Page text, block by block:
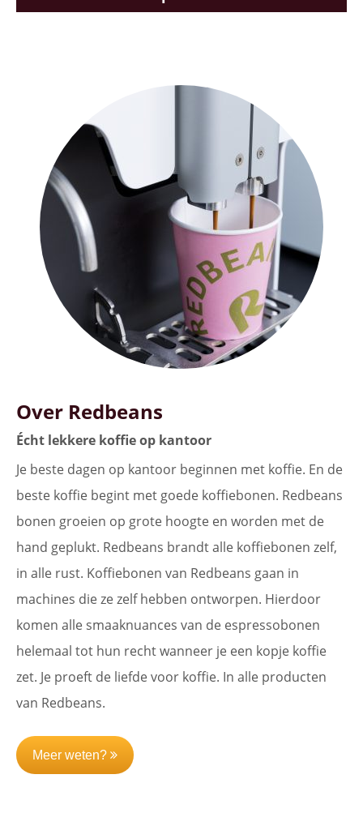
Over Redbeans
Écht lekkere koffie op kantoor
Je beste dagen op kantoor beginnen met koffie. En de
beste koffie begint met goede koffiebonen. Redbeans
bonen groeien op grote hoogte en worden met de
hand geplukt. Redbeans brandt alle koffiebonen zelf,
in alle rust. Koffiebonen van Redbeans gaan in
machines die ze zelf hebben ontworpen. Hierdoor
komen alle smaaknuances van de espressobonen
helemaal tot hun recht wanneer je een kopje koffie
zet. Je proeft de liefde voor koffie. In alle producten
van Redbeans.
Meer weten?